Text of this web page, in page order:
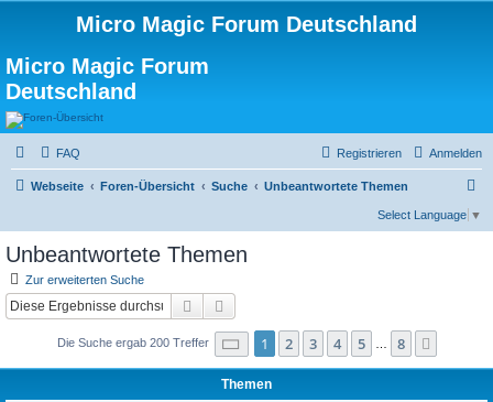
Micro Magic Forum Deutschland
Micro Magic Forum
Deutschland
FAQ Anmelden
Registrieren
Webseite Foren-Übersicht Suche Unbeantwortete Themen
Select Language ▼
Unbeantwortete Themen
Zur erweiterten Suche
Suche
Die Suche ergab 200 Treffer Seite 1von
1 2 3 4 5 8
Themen